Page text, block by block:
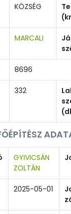
KÖZSÉG
MARCALI
8696
332
GYIVICSÁN
ZOLTÁN
2025-05-01